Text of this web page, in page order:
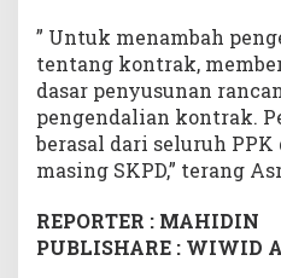
” Untuk menambah
tentang kontrak,
dasar penyusunan
pengendalian kontrak.
berasal dari seluruh
masing SKPD,” terang
REPORTER : MAHIDIN
PUBLISHARE : WIWID